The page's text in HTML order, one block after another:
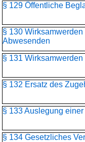
§ 129 Öffentliche
§ 130
Abwesenden
§ 131
§ 132 Ersatz des
§ 133 Auslegung
§ 134 Gesetzliches